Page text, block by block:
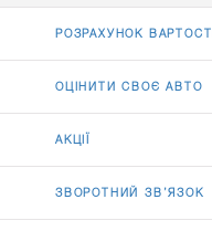
РОЗРАХУНОК
ОЦІНИТИ СВОЄ АВТО
АКЦІЇ
ЗВОРОТНИЙ ЗВ’ЯЗОК